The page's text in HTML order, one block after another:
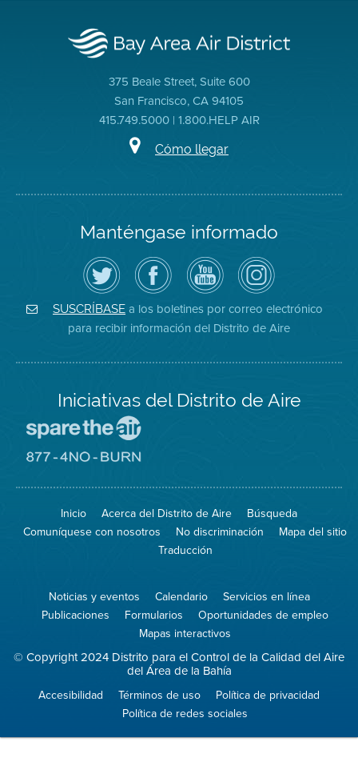
375 Beale Street, Suite 600
San Francisco, CA 94105
415.749.5000 | 1.800.HELP AIR
Cómo llegar
Manténgase informado
Siga
el
Distrito
de
Aire
en
Twitter
Visite
la
página
de
Facebook
del
Distrito
Canal
de
YouTube
del
Distrito
de
Aire
Air
District
on
Instagram
SUSCRÍBASE a los boletines por correo electrónico
para recibir información del Distrito de Aire
Iniciativas del Distrito de Aire
Spare
Air
el
aire)
sitio
8774
Burn
Inicio Acerca del Distrito de Aire
Búsqueda
Comuníquese con nosotros
No discriminación
Mapa del sitio
Traducción
Noticias y eventos Calendario
Servicios en línea
Publicaciones
Formularios
Oportunidades de empleo
Mapas interactivos
© Copyright 2024 Distrito para el Control de la Calidad del Aire
del Área de la Bahía
Accesibilidad Términos de uso
Política de privacidad
Política de redes sociales